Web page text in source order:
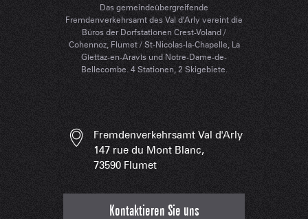
Das gemeindeübergreifende
Fremdenverkehrsamt des Val d'Arly vereint die
Büros der Dorfstationen Crest-Voland /
Cohennoz, Flumet / St-Nicolas-la-Chapelle, La
Giettaz-en-Aravis und Notre-Dame-de-
Bellecombe. 4 Stationen, 2 Skigebiete.
Fremdenverkehrsamt Val d'Arly
147 rue du Mont Blanc,
73590 Flumet
Kontaktieren Sie uns